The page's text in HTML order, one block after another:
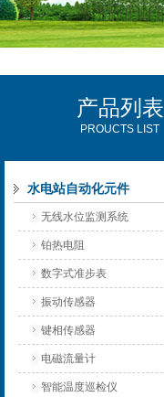
西安可雷可水电设备有限公司
产品列表
PROUCTS LIST
水电站自动化元件
无线水位监测系统
铂热电阻
数字式准步表
振动传感器
键相传感器
电磁流量计
智能温度巡检仪